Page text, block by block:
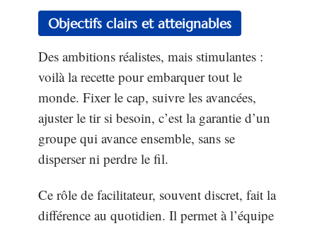
Objectifs clairs et atteignables
Des ambitions réalistes, mais stimulantes :
voilà la recette pour embarquer tout le
monde. Fixer le cap, suivre les avancées,
ajuster le tir si besoin, c’est la garantie d’un
groupe qui avance ensemble, sans se
disperser ni perdre le fil.
Ce rôle de facilitateur, souvent discret, fait la
différence au quotidien. Il permet à l’équipe